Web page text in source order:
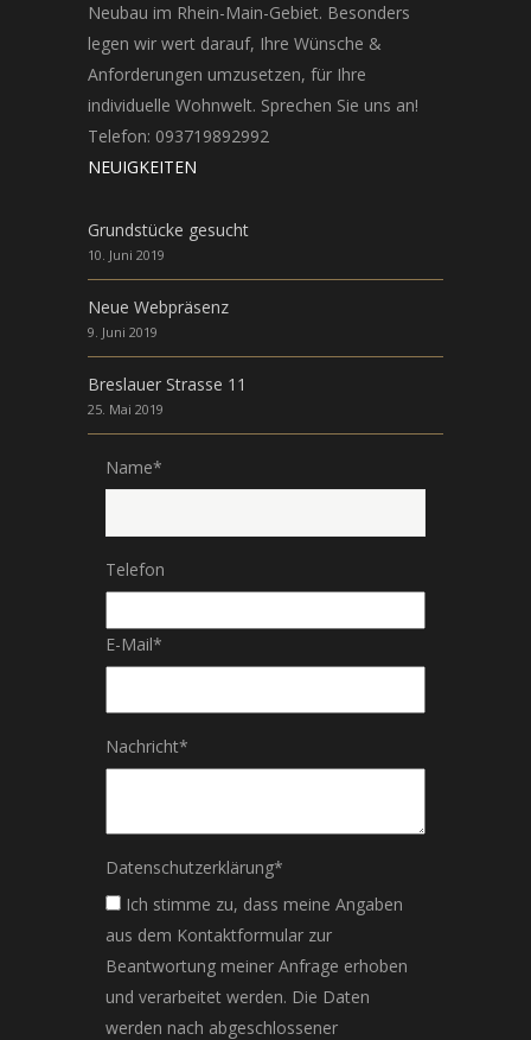
Neubau im Rhein-Main-Gebiet. Besonders
legen wir wert darauf, Ihre Wünsche &
Anforderungen umzusetzen, für Ihre
individuelle Wohnwelt. Sprechen Sie uns an!
Telefon: 093719892992
NEUIGKEITEN
Grundstücke gesucht
10. Juni 2019
Neue Webpräsenz
9. Juni 2019
Breslauer Strasse 11
25. Mai 2019
Name*
Telefon
E-Mail*
Nachricht*
Datenschutzerklärung*
Ich stimme zu, dass meine Angaben
aus dem Kontaktformular zur
Beantwortung meiner Anfrage erhoben
und verarbeitet werden. Die Daten
werden nach abgeschlossener